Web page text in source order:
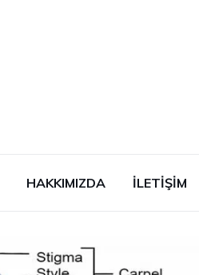
HAKKIMIZDA İLETIŞIM